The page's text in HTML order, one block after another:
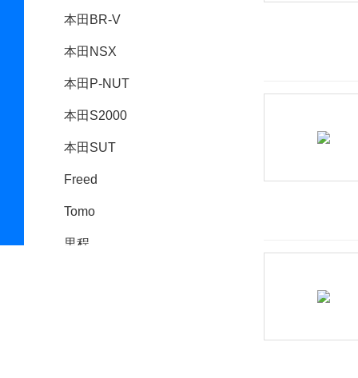
本田BR-V
本田NSX
本田P-NUT
本田S2000
本田SUT
Freed
Tomo
里程